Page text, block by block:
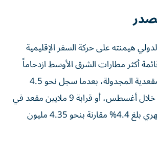
هيمنته على حركة السفر الإقليمية
أكثر مطارات الشرق الأوسط ازدحاماً
من حيث السعة المقعدية المجدولة، بعدما سجل نحو 4.5
مليون مقعد مغادر خلال أغسطس، أو قرابة 9 ملايين مقعد في
الاتجاهين، بنمو شهري بلغ 4.4% مقارنة بنحو 4.35 مليون